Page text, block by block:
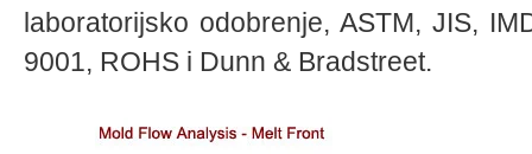
laboratorijsko odobrenje, ASTM, JIS,
9001, ROHS i Dunn & Bradstreet.